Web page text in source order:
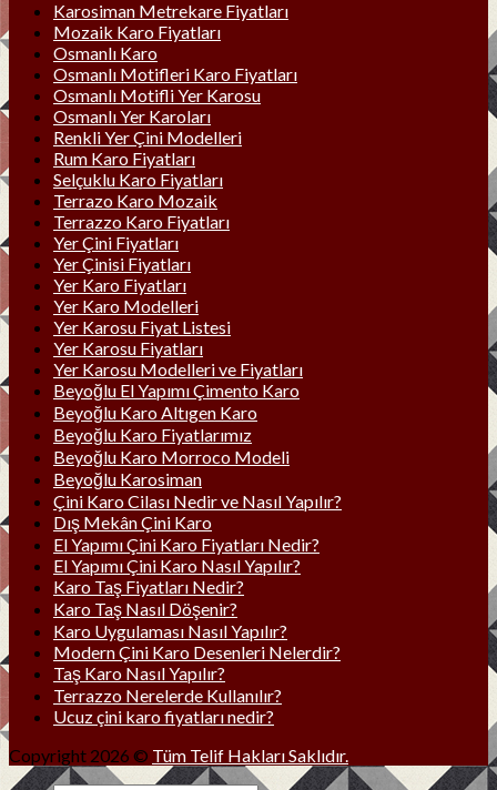
Karosiman Metrekare Fiyatları
Mozaik Karo Fiyatları
Osmanlı Karo
Osmanlı Motifleri Karo Fiyatları
Osmanlı Motifli Yer Karosu
Osmanlı Yer Karoları
Renkli Yer Çini Modelleri
Rum Karo Fiyatları
Selçuklu Karo Fiyatları
Terrazo Karo Mozaik
Terrazzo Karo Fiyatları
Yer Çini Fiyatları
Yer Çinisi Fiyatları
Yer Karo Fiyatları
Yer Karo Modelleri
Yer Karosu Fiyat Listesi
Yer Karosu Fiyatları
Yer Karosu Modelleri ve Fiyatları
Beyoğlu El Yapımı Çimento Karo
Beyoğlu Karo Altıgen Karo
Beyoğlu Karo Fiyatlarımız
Beyoğlu Karo Morroco Modeli
Beyoğlu Karosiman
Çini Karo Cilası Nedir ve Nasıl Yapılır?
Dış Mekân Çini Karo
El Yapımı Çini Karo Fiyatları Nedir?
El Yapımı Çini Karo Nasıl Yapılır?
Karo Taş Fiyatları Nedir?
Karo Taş Nasıl Döşenir?
Karo Uygulaması Nasıl Yapılır?
Modern Çini Karo Desenleri Nelerdir?
Taş Karo Nasıl Yapılır?
Terrazzo Nerelerde Kullanılır?
Ucuz çini karo fiyatları nedir?
Copyright 2026 © Tüm Telif Hakları Saklıdır.